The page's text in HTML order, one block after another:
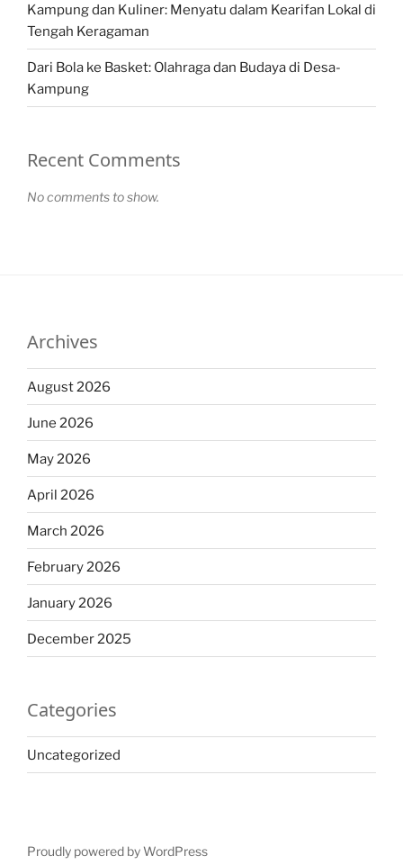
Kampung dan Kuliner: Menyatu dalam Kearifan Lokal di
Tengah Keragaman
Dari Bola ke Basket: Olahraga dan Budaya di Desa-
Kampung
Recent Comments
No comments to show.
Archives
August 2026
June 2026
May 2026
April 2026
March 2026
February 2026
January 2026
December 2025
Categories
Uncategorized
Proudly powered by WordPress